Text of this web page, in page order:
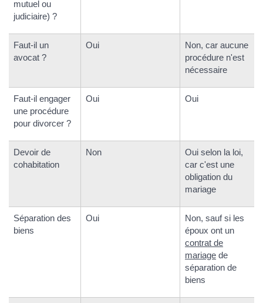
mutuel ou
judiciaire) ?
Faut-il un
avocat ?
Oui
Non, car aucune
procédure n'est
nécessaire
Faut-il engager
une procédure
pour divorcer ?
Oui Oui
Devoir de
cohabitation
Non
Oui selon la loi,
car c'est une
obligation du
mariage
Séparation des
biens
Oui
Non, sauf si les
époux ont un
contrat de
mariage de
séparation de
biens